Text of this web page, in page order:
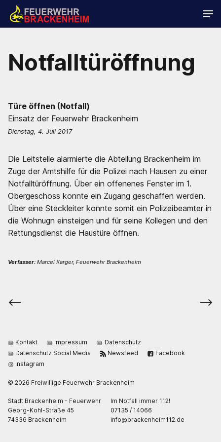
Notfalltüröffnung
Türe öffnen (Notfall)
Einsatz der Feuerwehr Brackenheim
Dienstag, 4. Juli 2017
Die Leitstelle alarmierte die Abteilung Brackenheim im
Zuge der Amtshilfe für die Polizei nach Hausen zu einer
Notfalltüröffnung. Über ein offenenes Fenster im 1.
Obergeschoss konnte ein Zugang geschaffen werden.
Über eine Steckleiter konnte somit ein Polizeibeamter in
die Wohnugn einsteigen und für seine Kollegen und den
Rettungsdienst die Haustüre öffnen.
Verfasser: Marcel Karger, Feuerwehr Brackenheim
⟵ ⟶
Kontakt Impressum
Datenschutz
Datenschutz Social Media
Newsfeed
Facebook
Instagram
© 2026 Freiwillige Feuerwehr Brackenheim
Stadt Brackenheim - Feuerwehr
Georg-Kohl-Straße 45
74336 Brackenheim
Im Notfall immer 112!
07135 / 14066
ed.211miehnekcarb@ofni